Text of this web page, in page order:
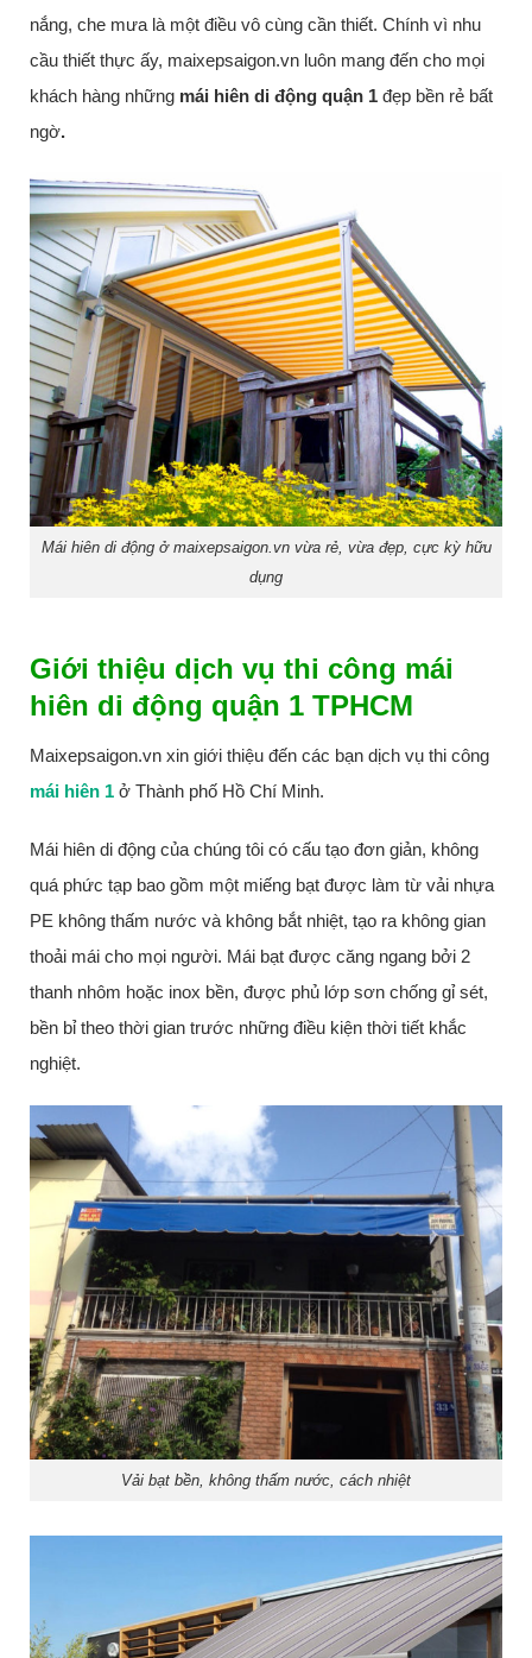
nắng, che mưa là một điều vô cùng cần thiết. Chính vì nhu
cầu thiết thực ấy, maixepsaigon.vn luôn mang đến cho mọi
khách hàng những mái hiên di động quận 1 đẹp bền rẻ bất
ngờ.
Mái hiên di động ở maixepsaigon.vn vừa rẻ, vừa đẹp, cực kỳ hữu
dụng
Giới thiệu dịch vụ thi công mái
hiên di động quận 1 TPHCM
Maixepsaigon.vn xin giới thiệu đến các bạn dịch vụ thi công
mái hiên 1 ở Thành phố Hồ Chí Minh.
Mái hiên di động của chúng tôi có cấu tạo đơn giản, không
quá phức tạp bao gồm một miếng bạt được làm từ vải nhựa
PE không thấm nước và không bắt nhiệt, tạo ra không gian
thoải mái cho mọi người. Mái bạt được căng ngang bởi 2
thanh nhôm hoặc inox bền, được phủ lớp sơn chống gỉ sét,
bền bỉ theo thời gian trước những điều kiện thời tiết khắc
nghiệt.
Vải bạt bền, không thấm nước, cách nhiệt